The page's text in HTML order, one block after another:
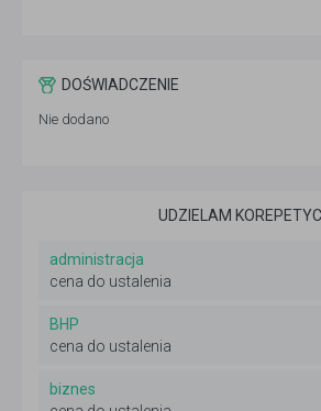
DOŚWIADCZENIE
Nie dodano
UDZIELAM
administracja
cena do ustalenia
BHP
cena do ustalenia
biznes